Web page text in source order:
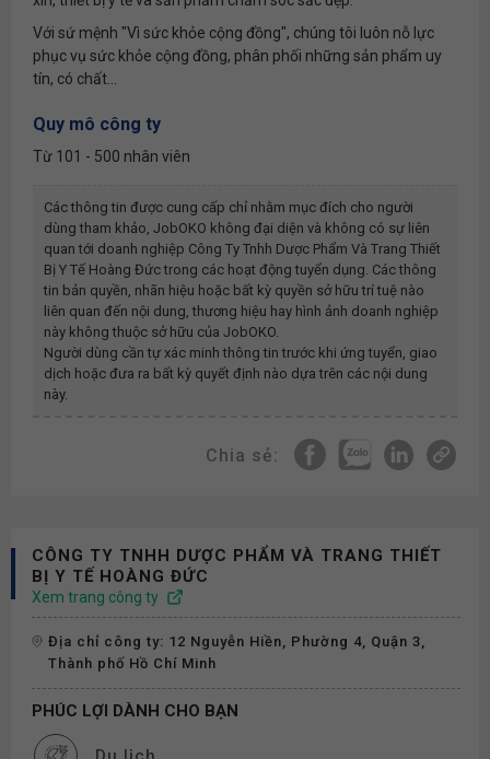
Với sứ mệnh "Vì sức khỏe cộng đồng", chúng tôi luôn nỗ lực
phục vụ sức khỏe cộng đồng, phân phối những sản phẩm uy
tín, có chất...
Quy mô công ty
Từ 101 - 500 nhân viên
Các thông tin được cung cấp chỉ nhằm mục đích cho người
dùng tham khảo, JobOKO không đại diện và không có sự liên
quan tới doanh nghiệp Công Ty Tnhh Dược Phẩm Và Trang Thiết
Bị Y Tế Hoàng Đứctrong các hoạt động tuyển dụng. Các thông
tin bản quyền, nhãn hiệu hoặc bất kỳ quyền sở hữu trí tuệ nào
liên quan đến nội dung, thương hiệu hay hình ảnh doanh nghiệp
này không thuộc sở hữu của JobOKO.
Người dùng cần tự xác minh thông tin trước khi ứng tuyển, giao
dịch hoặc đưa ra bất kỳ quyết định nào dựa trên các nội dung
này.
Chia sẻ:
CÔNG TY TNHH DƯỢC PHẨM VÀ TRANG THIẾT
BỊ Y TẾ HOÀNG ĐỨC
Xem trang công ty
Địa chỉ công ty: 12 Nguyễn Hiền, Phường 4, Quận 3,
Thành phố Hồ Chí Minh
PHÚC LỢI DÀNH CHO BẠN